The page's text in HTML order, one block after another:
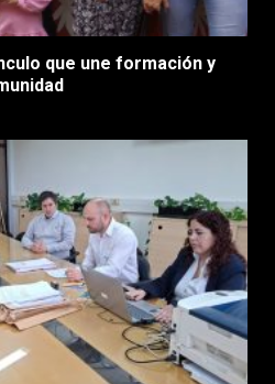
que une formación y